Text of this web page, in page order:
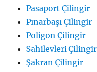
Pasaport Çilingir
Pınarbaşı Çilingir
Poligon Çilingir
Sahilevleri Çilingir
Şakran Çilingir